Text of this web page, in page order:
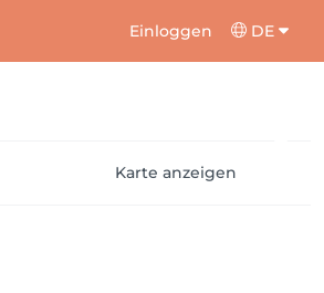
Einloggen DE
Karte anzeigen